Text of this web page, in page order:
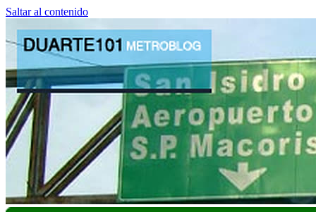
Saltar al contenido